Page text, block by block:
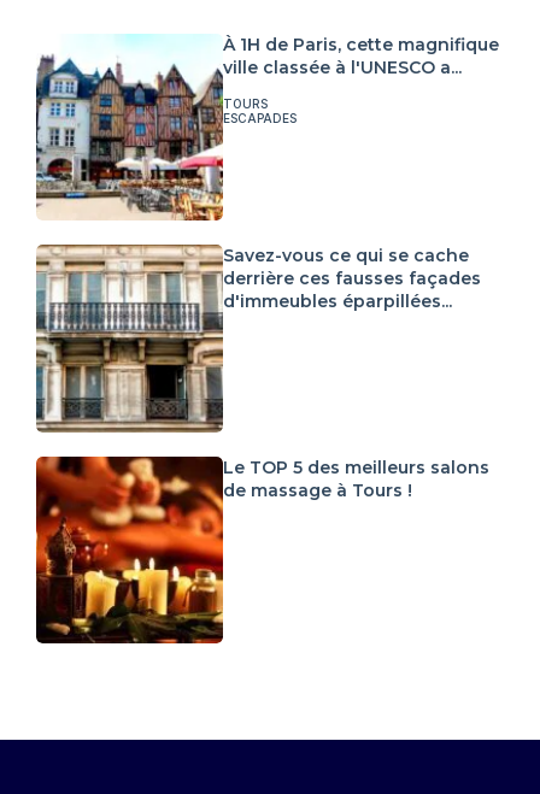
À 1H de Paris, cette magnifique
ville classée à l'UNESCO a...
TOURS
ESCAPADES
Savez-vous ce qui se cache
derrière ces fausses façades
d'immeubles éparpillées...
Le TOP 5 des meilleurs salons
de massage à Tours !